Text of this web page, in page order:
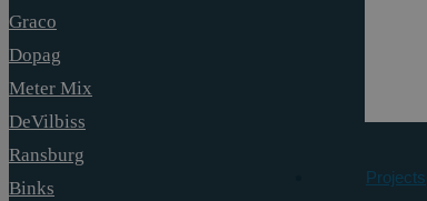
Projects
Graco
Dopag
Meter Mix
DeVilbiss
Ransburg
Binks